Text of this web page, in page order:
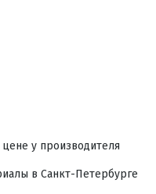
у производителя
в Санкт-Петербурге